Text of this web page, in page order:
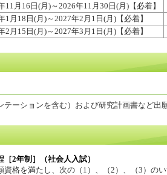
11月16日(月)～2026年11月30日(月)【必着】
1月18日(月)～2027年2月1日(月)【必着】
2月15日(月)～2027年3月1日(月)【必着】
テーションを含む）および研究計画書など出
2年制］（社会人入試）
資格を満たし、次の（1）、（2）、（3）の